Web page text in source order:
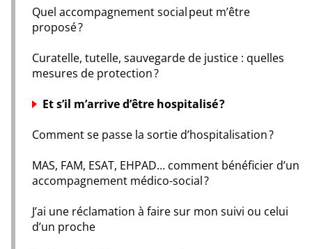
Quel accompagnement social peut m’être
proposé ?
Curatelle, tutelle, sauvegarde de justice : quelles
mesures de protection ?
Et s’il m’arrive d’être hospitalisé ?
Comment se passe la sortie d’hospitalisation ?
MAS, FAM, ESAT, EHPAD… comment bénéficier d’un
accompagnement médico-social ?
J’ai une réclamation à faire sur mon suivi ou celui
d’un proche